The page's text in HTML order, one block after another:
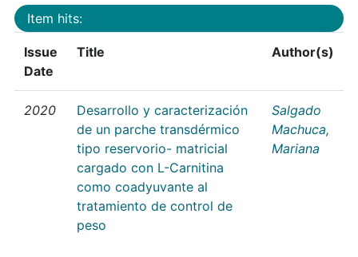
Item hits:
Issue
Date
Title Author(s)
2020
Desarrollo y caracterización
de un parche transdérmico
tipo reservorio- matricial
cargado con L-Carnitina
como coadyuvante al
tratamiento de control de
peso
Salgado
Machuca,
Mariana